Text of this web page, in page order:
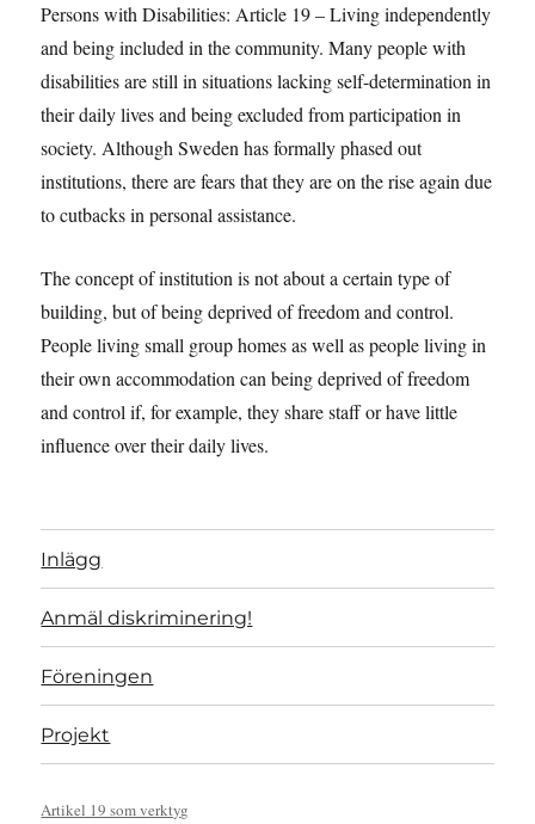
Persons with Disabilities: Article 19 – Living independently
and being included in the community. Many people with
disabilities are still in situations lacking self-determination in
their daily lives and being excluded from participation in
society. Although Sweden has formally phased out
institutions, there are fears that they are on the rise again due
to cutbacks in personal assistance.
The concept of institution is not about a certain type of
building, but of being deprived of freedom and control.
People living small group homes as well as people living in
their own accommodation can being deprived of freedom
and control if, for example, they share staff or have little
influence over their daily lives.
Inlägg
Anmäl diskriminering!
Föreningen
Projekt
Artikel 19 som verktyg